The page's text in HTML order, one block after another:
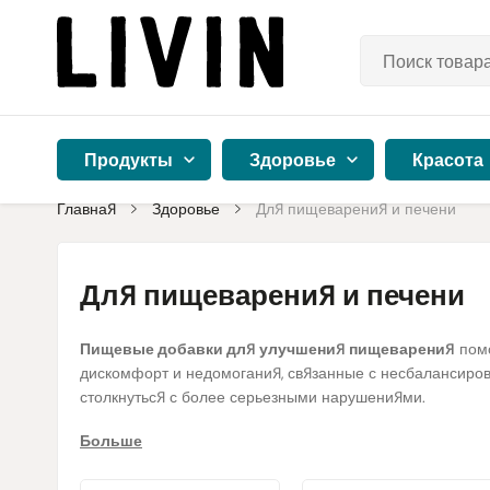
Продукты Здоровье Красота
Главная Здоровье Для пищеварения и печени
Для пищеварения и печени
Пищевые добавки для улучшения пищеварения
дискомфорт и недомогания, связанные с
столкнуться с более серьезными нарушениями.
Мы тщательно отобрали добавки от надежных
Больше